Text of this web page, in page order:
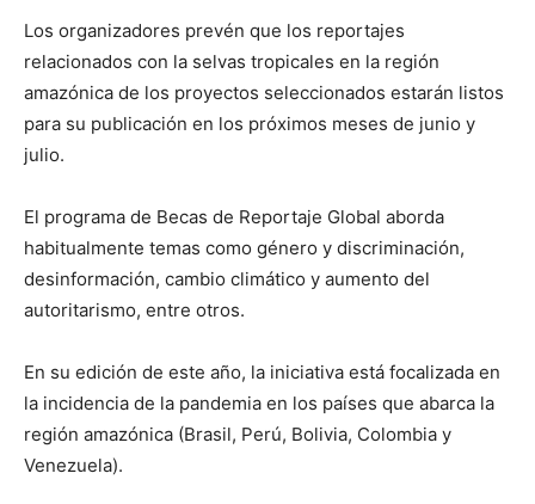
Los organizadores prevén que los reportajes
relacionados con la selvas tropicales en la región
amazónica de los proyectos seleccionados estarán listos
para su publicación en los próximos meses de junio y
julio.
El programa de Becas de Reportaje Global aborda
habitualmente temas como género y discriminación,
desinformación, cambio climático y aumento del
autoritarismo, entre otros.
En su edición de este año, la iniciativa está focalizada en
la incidencia de la pandemia en los países que abarca la
región amazónica (Brasil, Perú, Bolivia, Colombia y
Venezuela).